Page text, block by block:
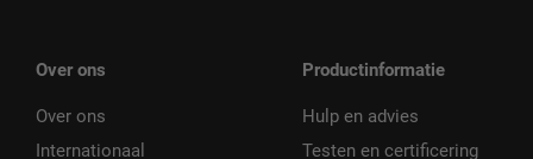
Over ons
Over ons
Internationaal
Productinformatie
Hulp en advies
Testen en certificering